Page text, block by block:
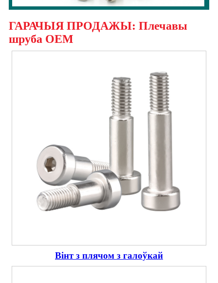
ГАРАЧЫЯ ПРОДАЖЫ: Плечавы
шруба OEM
Вінт з плячом з галоўкай